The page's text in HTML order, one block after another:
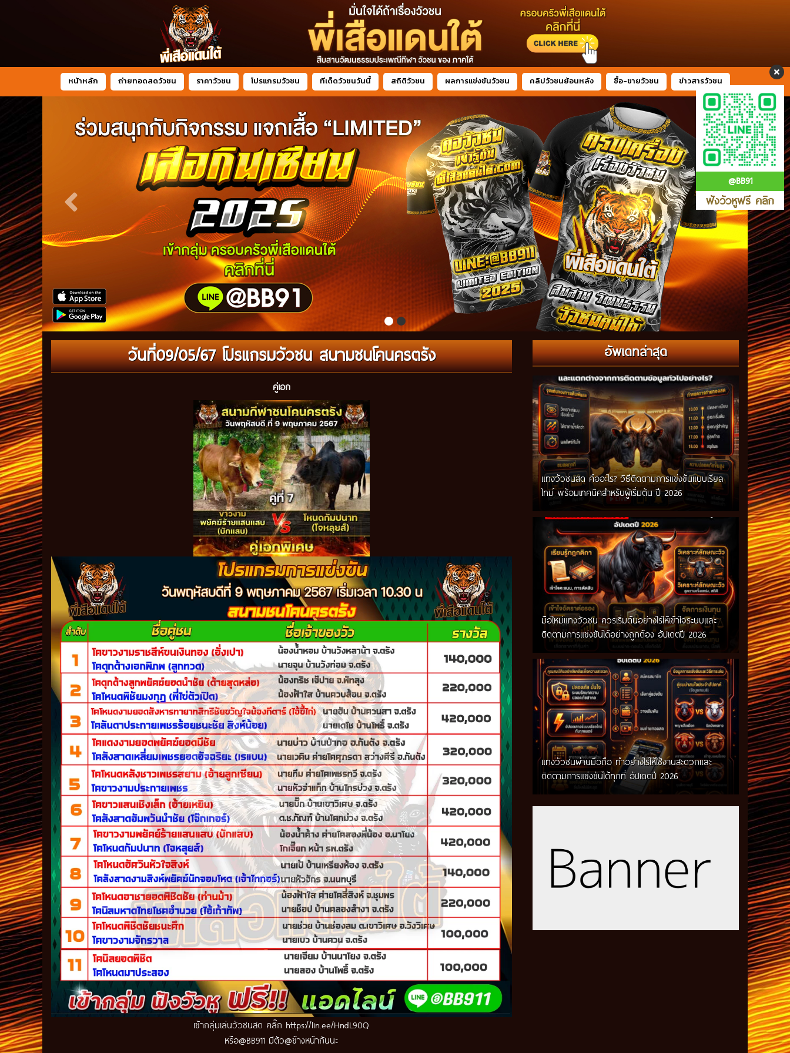
@BB91
ฟังวัวหูฟรี คลิก
หน้าหลัก ถ่ายทอดสดวัวชน ราคาวัวชน โปรแกรมวัวชน ทีเด็ดวัวชนวันนี้ สถิติวัวชน ผลการแข่งขันวัวชน คลิปวัวชนย้อนหลัง ซื้อ-ขายวัวชน ข่าวสารวัวชน
วันที่09/05/67 โปรแกรมวัวชน สนามชนโคนครตรัง
คู่เอก
เข้ากลุ่มเล่นวัวชนสด คลิ๊ก https://lin.ee/HndL90Q
หรือ@BB911 มีตัว@ข้างหน้ากันนะ
อัพเดทล่าสุด
แทงวัวชนสด คืออะไร? วิธีติดตามการแข่งขันแบบเรียล
ไทม์ พร้อมเทคนิคสำหรับผู้เริ่มต้น ปี 2026
มือใหม่แทงวัวชน ควรเริ่มต้นอย่างไรให้เข้าใจระบบและ
ติดตามการแข่งขันได้อย่างถูกต้อง อัปเดตปี 2026
แทงวัวชนผ่านมือถือ ทำอย่างไรให้ใช้งานสะดวกและ
ติดตามการแข่งขันได้ทุกที่ อัปเดตปี 2026